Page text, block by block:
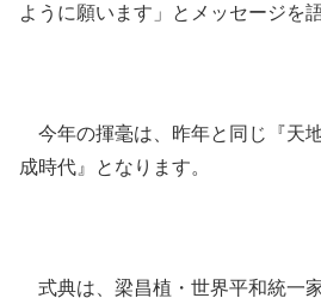
ように願います」とメッセージを
今年の揮毫は、昨年と同じ『天
成時代』となります。
式典は、梁昌植・世界平和統一